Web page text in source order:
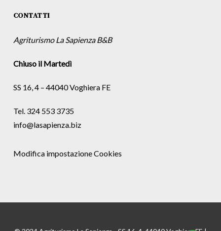
CONTATTI
Agriturismo La Sapienza B&B
Chiuso il Martedì
SS 16, 4 – 44040 Voghiera FE
Tel. 324 553 3735
info@lasapienza.biz
Modifica impostazione Cookies